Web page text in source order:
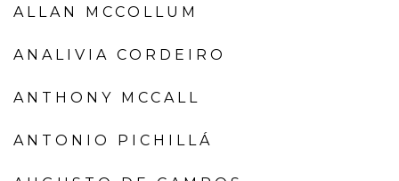
ALLAN MCCOLLUM
ANALIVIA CORDEIRO
ANTHONY MCCALL
ANTONIO PICHILLÁ